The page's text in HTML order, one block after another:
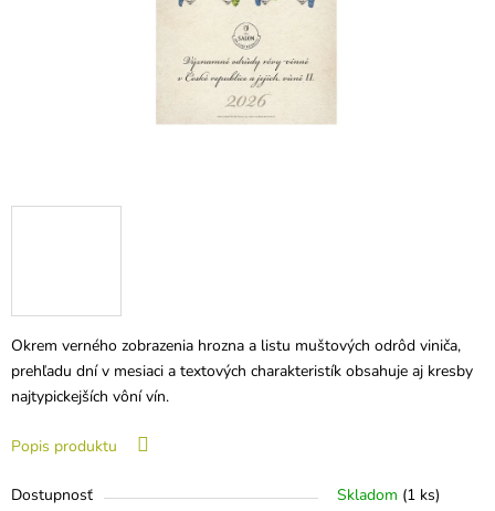
Okrem verného zobrazenia hrozna a listu muštových odrôd viniča,
prehľadu dní v mesiaci a textových charakteristík obsahuje aj kresby
najtypickejších vôní vín.
Popis produktu
Dostupnosť Skladom (1 ks)